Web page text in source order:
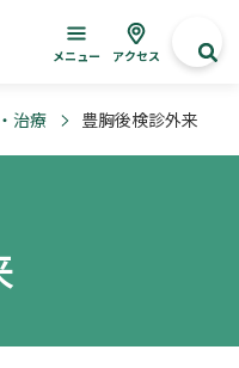
メニュー アクセス
治療 豊胸後検診外来